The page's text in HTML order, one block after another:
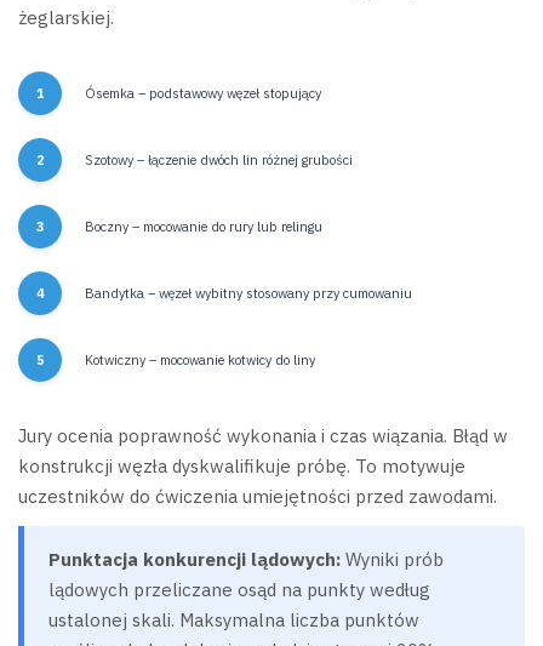
żeglarskiej.
Ósemka – podstawowy węzeł stopujący
Szotowy – łączenie dwóch lin różnej grubości
Boczny – mocowanie do rury lub relingu
Bandytka – węzeł wybitny stosowany przy cumowaniu
Kotwiczny – mocowanie kotwicy do liny
Jury ocenia poprawność wykonania i czas wiązania. Błąd w
konstrukcji węzła dyskwalifikuje próbę. To motywuje
uczestników do ćwiczenia umiejętności przed zawodami.
Punktacja konkurencji lądowych: Wyniki prób
lądowych przeliczane osąd na punkty według
ustalonej skali. Maksymalna liczba punktów